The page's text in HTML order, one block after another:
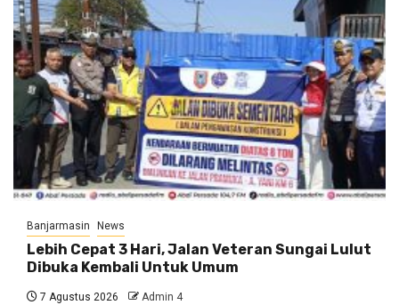
Banjarmasin News
Lebih Cepat 3 Hari, Jalan Veteran Sungai Lulut
Dibuka Kembali Untuk Umum
7 Agustus 2026 Admin 4